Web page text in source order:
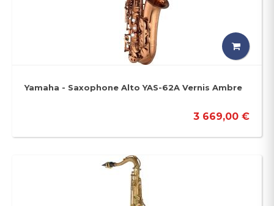
Yamaha - Saxophone Alto YAS-62A Vernis Ambre
3 669,00 €